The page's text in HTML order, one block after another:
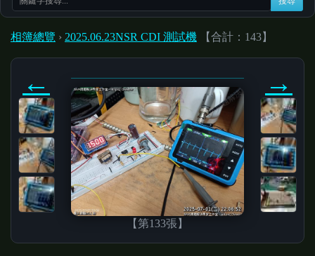
相簿總覽 › 2025.06.23NSR CDI 測試機 【合計：143】
←
【第133張】
→